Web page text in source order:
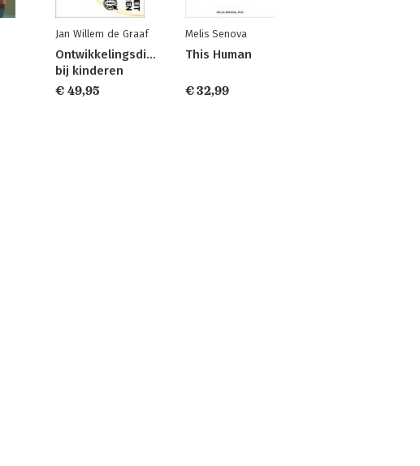
Jan Willem de Graaf
Ontwikkelingsdiversiteit
bij kinderen
€ 49,95
Melis Senova
This Human
€ 32,99